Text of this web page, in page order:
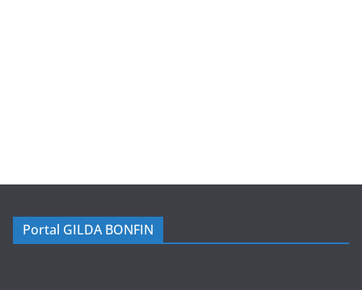
Portal GILDA BONFIN